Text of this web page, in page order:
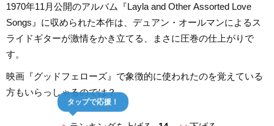
1970年11月公開のアルバム『Layla and Other Assorted Love
Songs』に収められた本作は、デュアン・オールマンによるス
ライドギターが激情をかき立てる、まさに圧巻の仕上がりで
す。
映画『グッドフェローズ』で象徴的に使われたのを覚えている
方もいらっしゃるのでは？
タップで応援！